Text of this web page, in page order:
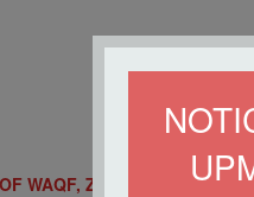
WAQF, ZAKAT AND INFAQ